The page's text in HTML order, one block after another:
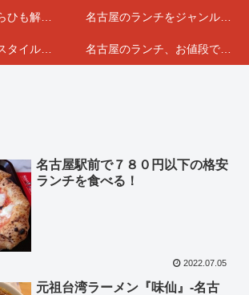
名古屋駅の地図からひも解くランチマップ 名古屋のランチをジャンルで分けてみました
名古屋のランチをスタイルで選んでみました 名古屋のランチ、お値段で分けてみました
名古屋駅前で７８０円以下の格安
ランチを食べる！
2022.07.05
元祖台湾ラーメン『味仙』-名古